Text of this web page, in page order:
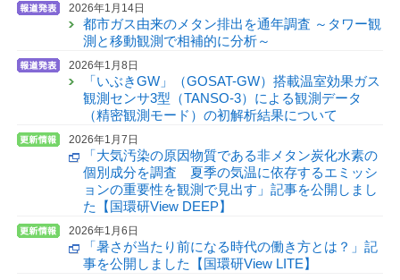
2026年1月14日
都市ガス由来のメタン排出を通年調査 ～タワー観
測と移動観測で相補的に分析～
2026年1月8日
「いぶきGW」（GOSAT-GW）搭載温室効果ガス
観測センサ3型（TANSO-3）による観測データ
（精密観測モード）の初解析結果について
2026年1月7日
「大気汚染の原因物質である非メタン炭化水素の
個別成分を調査 夏季の気温に依存するエミッシ
ョンの重要性を観測で見出す」記事を公開しまし
た【国環研View DEEP】
2026年1月6日
「暑さが当たり前になる時代の働き方とは？」記
事を公開しました【国環研View LITE】